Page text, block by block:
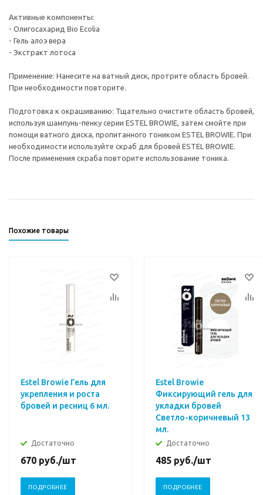
Активные компоненты:
- Олигосахарид Bio Ecolia
- Гель алоэ вера
- Экстракт лотоса
Применение: Нанесите на ватный диск, протрите область бровей.
При необходимости повторите.
Подготовка к окрашиванию: Тщательно очистите область бровей,
используя шампунь-пенку серии ESTEL BROWIE, затем смойте при
помощи ватного диска, пропитанного тоником ESTEL BROWIE. При
необходимости используйте скраб для бровей ESTEL BROWIE.
После применения скраба повторите использование тоника.
Похожие товары
Estel Browie Гель для
укрепления и роста
бровей и ресниц 6 мл.
Достаточно
670 руб./шт
ПОДРОБНЕЕ
Estel Browie
Фиксирующий гель для
укладки бровей
Светло-коричневый 13
мл.
Достаточно
485 руб./шт
ПОДРОБНЕЕ